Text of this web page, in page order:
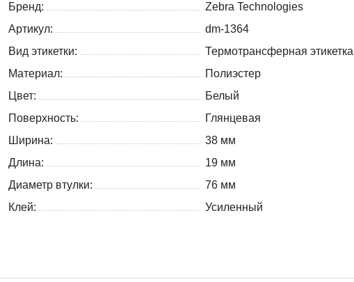
Бренд:
Zebra Technologies
Артикул:
dm-1364
Вид этикетки:
Термотрансферная этикетка
Материал:
Полиэстер
Цвет:
Белый
Поверхность:
Глянцевая
Ширина:
38 мм
Длина:
19 мм
Диаметр втулки:
76 мм
Клей:
Усиленный